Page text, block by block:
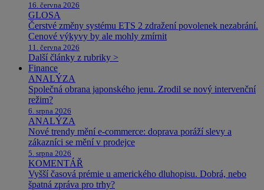
16. června 2026
GLOSA
Čerstvé změny systému ETS 2 zdražení povolenek nezabrání.
Cenové výkyvy by ale mohly zmírnit
11. června 2026
Další články z rubriky >
Finance
ANALÝZA
Společná obrana japonského jenu. Zrodil se nový intervenční
režim?
6. srpna 2026
ANALÝZA
Nové trendy mění e-commerce: doprava poráží slevy a
zákazníci se mění v prodejce
5. srpna 2026
KOMENTÁŘ
Vyšší časová prémie u amerického dluhopisu. Dobrá, nebo
špatná zpráva pro trhy?